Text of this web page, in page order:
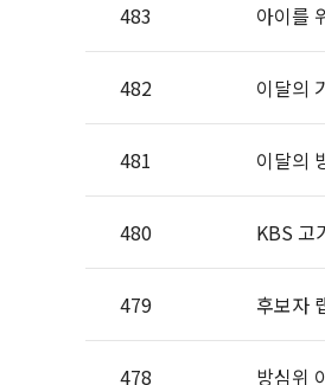
483 아이를
482 이달의
481 이달의
480 KBS 고
479 후보자
478 방심위